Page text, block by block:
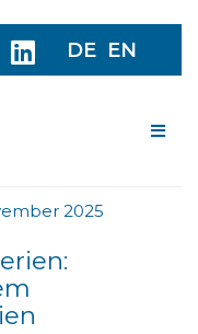
DE EN
2025